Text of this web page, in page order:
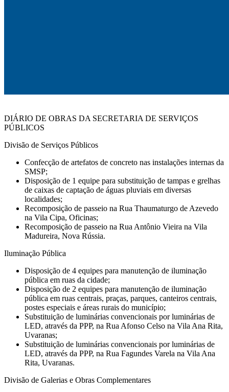
DIÁRIO DE OBRAS DA SECRETARIA DE SERVIÇOS
PÚBLICOS
Divisão de Serviços Públicos
Confecção de artefatos de concreto nas instalações internas da
SMSP;
Disposição de 1 equipe para substituição de tampas e grelhas
de caixas de captação de águas pluviais em diversas
localidades;
Recomposição de passeio na Rua Thaumaturgo de Azevedo
na Vila Cipa, Oficinas;
Recomposição de passeio na Rua Antônio Vieira na Vila
Madureira, Nova Rússia.
Iluminação Pública
Disposição de 4 equipes para manutenção de iluminação
pública em ruas da cidade;
Disposição de 2 equipes para manutenção de iluminação
pública em ruas centrais, praças, parques, canteiros centrais,
postes especiais e áreas rurais do município;
Substituição de luminárias convencionais por luminárias de
LED, através da PPP, na Rua Afonso Celso na Vila Ana Rita,
Uvaranas;
Substituição de luminárias convencionais por luminárias de
LED, através da PPP, na Rua Fagundes Varela na Vila Ana
Rita, Uvaranas.
Divisão de Galerias e Obras Complementares